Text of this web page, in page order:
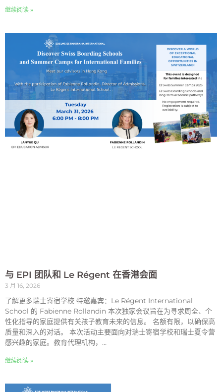
继续阅读 »
与 EPI 团队和 Le Régent 在香港会面
3 月 16, 2026
了解更多瑞士寄宿学校 特邀嘉宾：Le Régent International
School 的 Fabienne Rollandin 本次独家会议旨在为寻求周全、个
性化指导的家庭提供有关孩子教育未来的信息。 名额有限，以确保高
质量和深入的对话。 本次活动主要面向对瑞士寄宿学校和瑞士夏令营
感兴趣的家庭。教育代理机构，…
继续阅读 »